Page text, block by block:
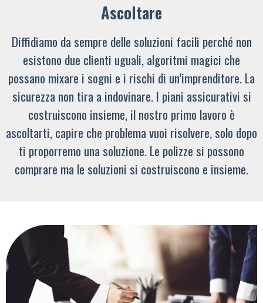
Ascoltare
Diffidiamo da sempre delle soluzioni facili perché non
esistono due clienti uguali, algoritmi magici che
possano mixare i sogni e i rischi di un’imprenditore. La
sicurezza non tira a indovinare. I piani assicurativi si
costruiscono insieme, il nostro primo lavoro è
ascoltarti, capire che problema vuoi risolvere, solo dopo
ti proporremo una soluzione. Le polizze si possono
comprare ma le soluzioni si costruiscono e insieme.